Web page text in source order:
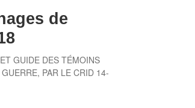
de
GUIDE DES TÉMOINS
PAR LE CRID 14-